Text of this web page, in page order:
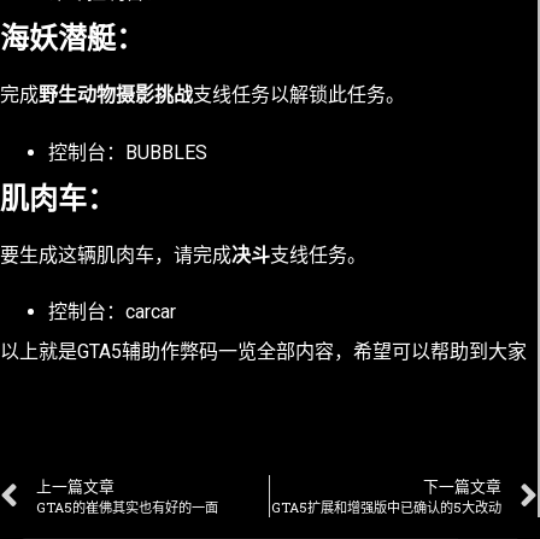
海妖潜艇：
完成野生动物摄影挑战支线任务以解锁此任务。
控制台：BUBBLES
肌肉车：
要生成这辆肌肉车，请完成决斗支线任务。
控制台：carcar
以上就是GTA5辅助作弊码一览全部内容，希望可以帮助到大家
上一篇文章
GTA5的崔佛其实也有好的一面
下一篇文章
GTA5扩展和增强版中已确认的5大改动